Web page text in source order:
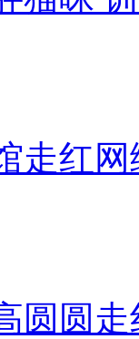
走红网
圆圆走